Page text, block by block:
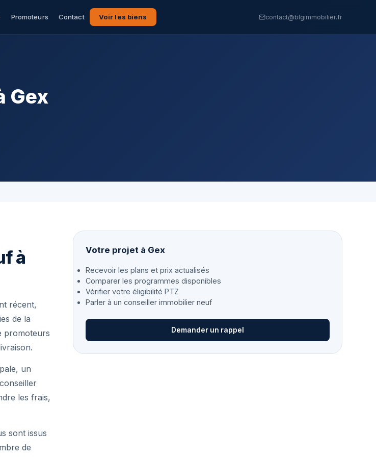
Promoteurs Contact Voir les biens contact@blgimmobilier.fr
Gex
à
récent,
de la
promoteurs
un
les frais,
sont issus
de
Votre projet à Gex
Recevoir les plans et prix actualisés
Comparer les programmes disponibles
Vérifier votre éligibilité PTZ
Parler à un conseiller immobilier neuf
Demander un rappel